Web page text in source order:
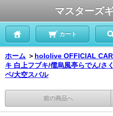
マスターズ
カート
ホーム ＞ hololive OFFICIAL
キ 白上フブキ/儒烏風亭らでん/さ
ペ/大空スバル
前の商品へ